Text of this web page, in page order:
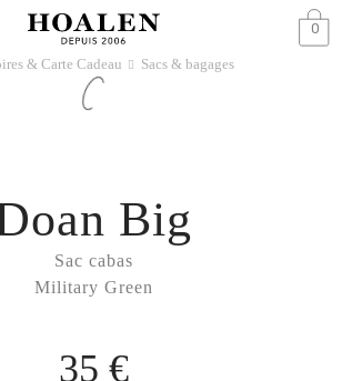
0
& Carte Cadeau 􀆊 Sacs & bagages
Sac cabas
Military Green
Big
35 €